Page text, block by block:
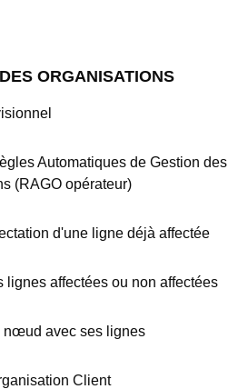
ORGANISATIONS
Automatiques de Gestion des
(RAGO opérateur)
d'une ligne déjà affectée
lignes affectées ou non affectées
nœud avec ses lignes
Client